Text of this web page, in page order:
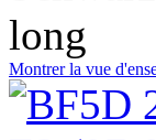
long
Montrer la vue